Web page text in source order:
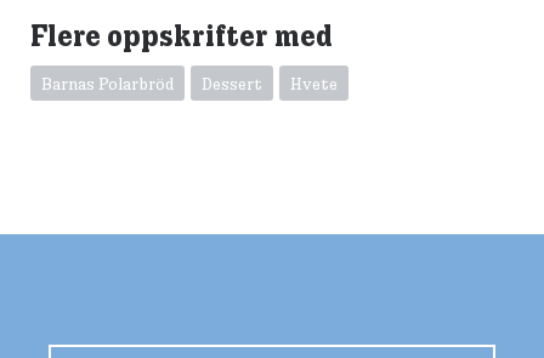
Flere oppskrifter med
Barnas Polarbröd Dessert Hvete